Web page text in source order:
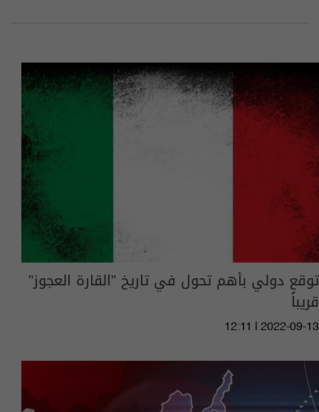
توقع دولي بأهم تحول في تاريخ "القارة العجوز"
قريباً
12:11 | 2022-09-13